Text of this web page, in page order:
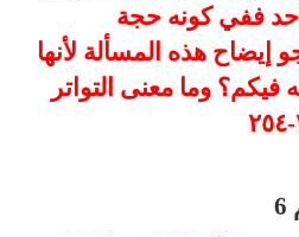
ففي كونه حجة
إيضاح هذه المسألة لأنها
فيكم؟ وما معنى التواتر